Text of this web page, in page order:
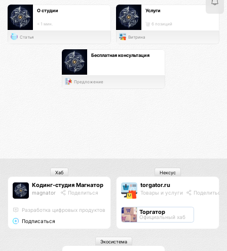
О студии
< 1 мин.
Статья
Услуги
6 позиций
Витрина
Бесплатная консультация
Предложение
Кодинг-студия Магнатор
magnator Поделиться
Разработка цифровых продуктов
Подписаться
Хаб
torgator.ru
Товары и услуги Поделиться
Торгатор
Официальный хаб
Нексус
Экосистема